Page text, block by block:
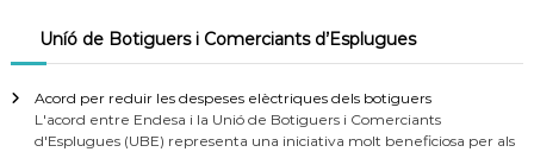
Uníó de Botiguers i Comerciants d’Esplugues
Acord per reduir les despeses elèctriques dels botiguers
L'acord entre Endesa i la Unió de Botiguers i Comerciants
d'Esplugues (UBE) representa una iniciativa molt beneficiosa per als